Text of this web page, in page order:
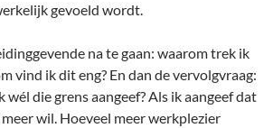
gevoeld wordt.
na te gaan: waarom trek ik
vind ik dit eng? En dan de vervolgvraag:
die grens aangeef? Als ik aangeef dat
meer wil. Hoeveel meer werkplezier